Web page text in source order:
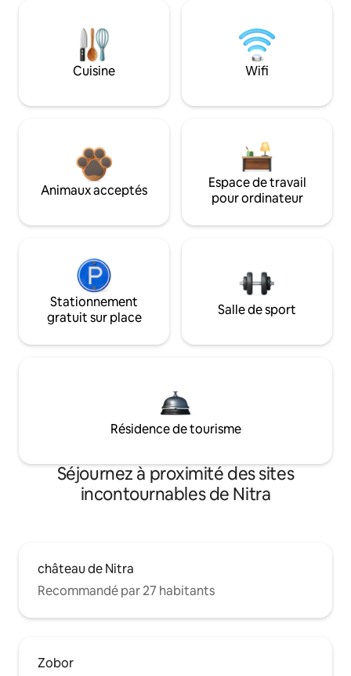
Cuisine Wifi
Animaux acceptés
Espace de travail
pour ordinateur
Stationnement
gratuit sur place
Salle de sport
Résidence de tourisme
Séjournez à proximité des sites
incontournables de Nitra
château de Nitra
Recommandé par 27 habitants
Zobor